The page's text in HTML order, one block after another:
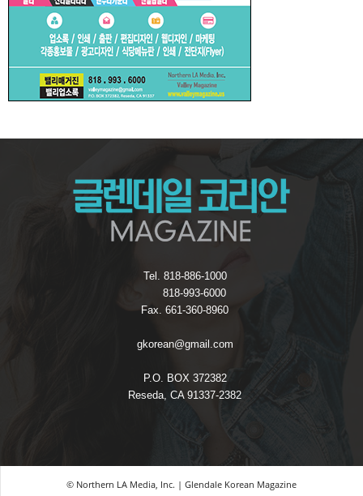
Tel. 818-886-1000
818-993-6000
Fax. 661-360-8960
gkorean@gmail.com
P.O. BOX 372382
Reseda, CA 91337-2382
© Northern LA Media, Inc. | Glendale Korean Magazine